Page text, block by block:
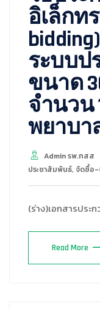
อิเล็กท
ระบบป
ขนาด
จำนวน
พยาบา
Admin รพ.กสส
ประชาสัมพันธ์, จัดซื้อ-
(ร่าง)เอกสารประ
Read More